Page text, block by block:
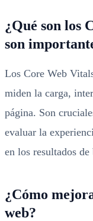
¿Qué son los
son
Los Core Web
miden la carga,
página. Son
evaluar la
en los resultados de
¿Cómo
web?